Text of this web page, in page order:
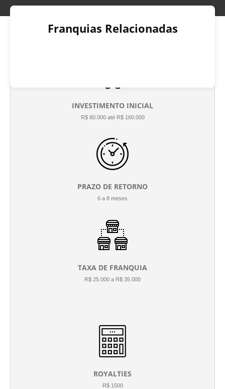
Franquias Relacionadas
INVESTIMENTO INICIAL
R$ 80.000 até R$ 160.000
PRAZO DE RETORNO
6 a 8 meses
TAXA DE FRANQUIA
R$ 25.000 a R$ 35.000
ROYALTIES
R$ 1500